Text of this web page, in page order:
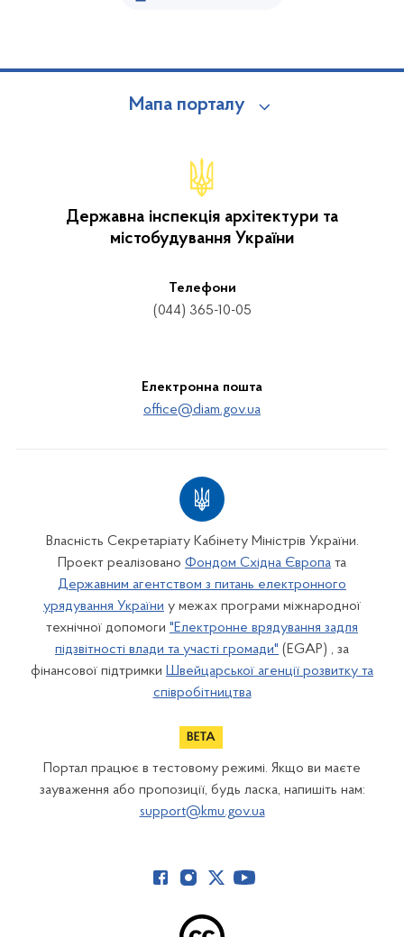
Мапа порталу
Державна інспекція архітектури та
містобудування України
Телефони
(044) 365-10-05
Електронна пошта
office@diam.gov.ua
Власність Секретаріату Кабінету Міністрів України.
Проект реалізовано Фондом Східна Європа та
Державним агентством з питань електронного
урядування України у межах програми міжнародної
технічної допомоги "Електронне врядування задля
підзвітності влади та участі громади" (EGAP) , за
фінансової підтримки Швейцарської агенції розвитку та
співробітництва
Портал працює в тестовому режимі. Якщо ви маєте
зауваження або пропозиції, будь ласка, напишіть нам:
support@kmu.gov.ua